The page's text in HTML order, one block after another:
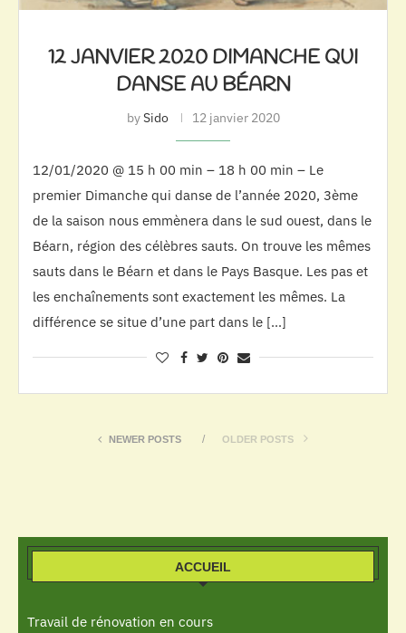
12 JANVIER 2020 DIMANCHE QUI
DANSE AU BÉARN
bySido 12 janvier 2020
12/01/2020 @ 15 h 00 min – 18 h 00 min – Le
premier Dimanche qui danse de l’année 2020, 3ème
de la saison nous emmènera dans le sud ouest, dans le
Béarn, région des célèbres sauts. On trouve les mêmes
sauts dans le Béarn et dans le Pays Basque. Les pas et
les enchaînements sont exactement les mêmes. La
différence se situe d’une part dans le […]
NEWER POSTS OLDER POSTS
ACCUEIL
Travail de rénovation en cours